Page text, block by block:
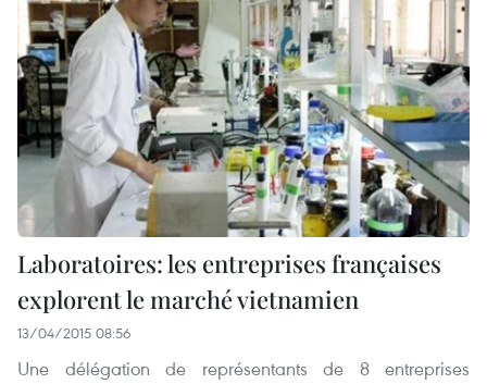
Laboratoires: les entreprises françaises
explorent le marché vietnamien
13/04/2015 08:56
Une délégation de représentants de 8 entreprises